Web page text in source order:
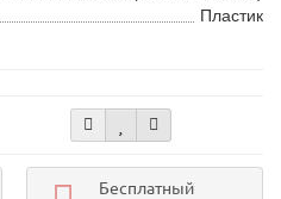
Пластик
Бесплатный